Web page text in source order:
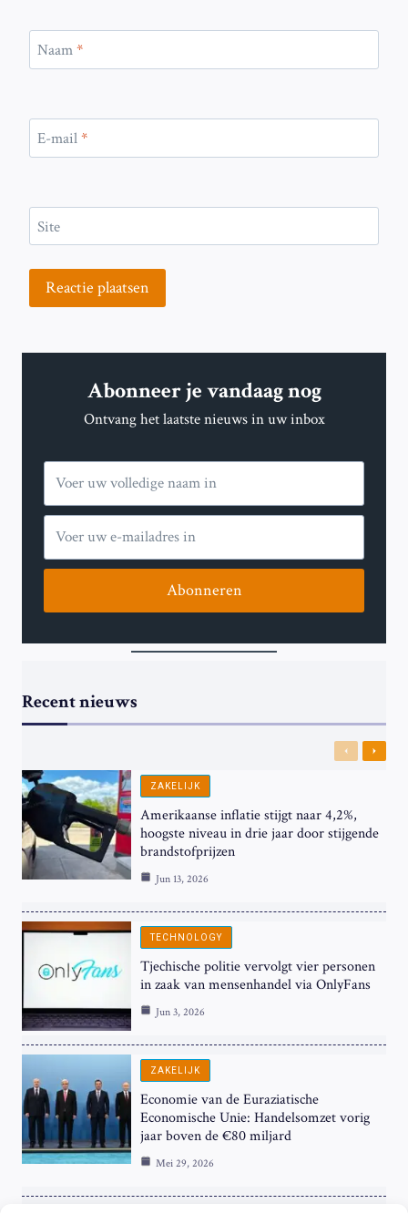
Naam*
E-mail*
Site
Abonneer je vandaag nog
Ontvang het laatste nieuws in uw inbox
Abonneren
Recent nieuws
Previous
Next
ZAKELIJK
Amerikaanse inflatie stijgt naar 4,2%,
hoogste niveau in drie jaar door stijgende
brandstofprijzen
Jun 13, 2026
TECHNOLOGY
Tjechische politie vervolgt vier personen
in zaak van mensenhandel via OnlyFans
Jun 3, 2026
ZAKELIJK
Economie van de Euraziatische
Economische Unie: Handelsomzet vorig
jaar boven de €80 miljard
Mei 29, 2026